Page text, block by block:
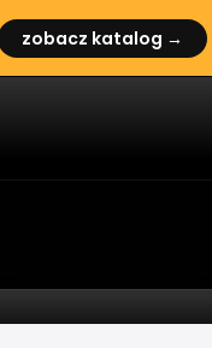
zobacz katalog →